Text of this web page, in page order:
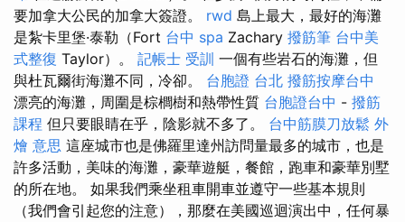
要加拿大公民的加拿大簽證。 rwd 島上最大，最好的海灘
是紮卡里堡·泰勒（Fort 台中 spa Zachary 撥筋筆 台中美
式整復 Taylor）。 記帳士 受訓 一個有些岩石的海灘，但
與杜瓦爾街海灘不同，冷卻。 台胞證 台北 撥筋按摩台中
漂亮的海灘，周圍是棕櫚樹和熱帶性質 台胞證台中 - 撥筋
課程 但只要眼睛在乎，陰影就不多了。 台中筋膜刀放鬆 外
燴 意思 這座城市也是佛羅里達州訪問量最多的城市，也是
許多活動，美味的海灘，豪華遊艇，餐館，跑車和豪華別墅
的所在地。 如果我們乘坐租車開車並遵守一些基本規則
（我們會引起您的注意），那麼在美國巡迴演出中，任何暴